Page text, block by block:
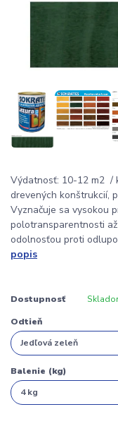
Výdatnosť: 10-12 m2 /
drevených konštrukcií,
Vyznačuje sa vysokou
polotransparentnosti
odolnosťou proti
popis
Dostupnosť
Odtieň
Balenie (kg)